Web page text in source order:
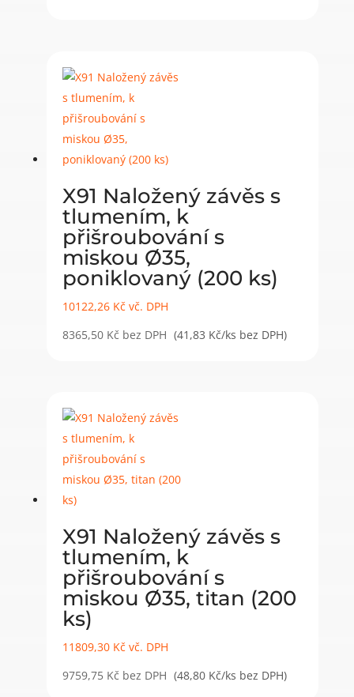
X91 Naložený závěs s
tlumením, k
přišroubování s
miskou Ø35,
poniklovaný (200 ks)
10122,26 Kč vč. DPH
8365,50 Kč bez DPH (41,83 Kč/ks bez DPH)
X91 Naložený závěs s
tlumením, k
přišroubování s
miskou Ø35, titan (200
ks)
11809,30 Kč vč. DPH
9759,75 Kč bez DPH (48,80 Kč/ks bez DPH)